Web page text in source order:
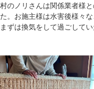
のノリさんは関係業者様
。お施主様は水害後様々
ずは換気をして過ごして